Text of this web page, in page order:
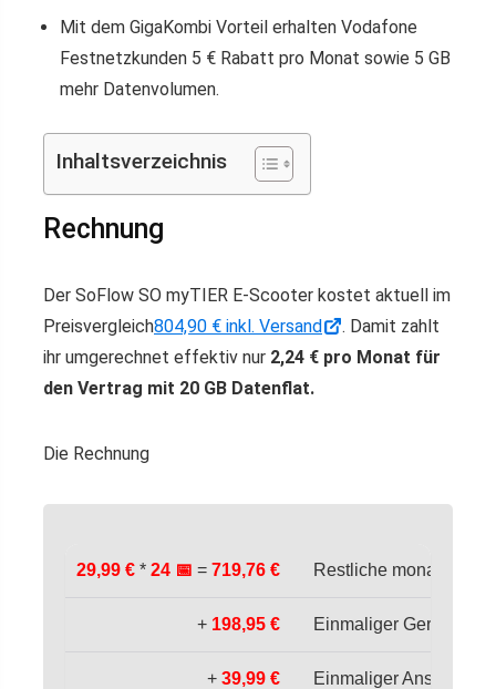
Mit dem GigaKombi Vorteil erhalten Vodafone
Festnetzkunden 5 € Rabatt pro Monat sowie 5 GB
mehr Datenvolumen.
Inhaltsverzeichnis
Rechnung
Der SoFlow SO myTIER E-Scooter kostet aktuell im
Preisvergleich804,90 € inkl. Versand
. Damit zahlt
ihr umgerechnet effektiv nur 2,24 € pro Monat für
den Vertrag mit 20 GB Datenflat.
Die Rechnung
29,99 € * 24 📅 = 719,76 € Restliche monatliche
+ 198,95 € Einmaliger
+ 39,99 € Einmaliger